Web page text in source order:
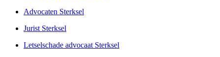
Advocaten Sterksel
Jurist Sterksel
Letselschade advocaat Sterksel